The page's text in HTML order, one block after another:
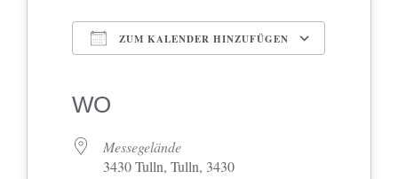
ZUM KALENDER HINZUFÜGEN
WO
Messegelände
3430 Tulln, Tulln, 3430